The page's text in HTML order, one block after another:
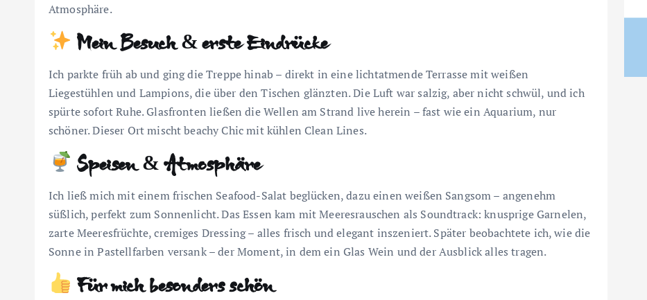
Atmosphäre.
Mein Besuch & erste Eindrücke
Ich parkte früh ab und ging die Treppe hinab – direkt in eine lichtatmende Terrasse mit weißen
Liegestühlen und Lampions, die über den Tischen glänzten. Die Luft war salzig, aber nicht schwül, und ich
spürte sofort Ruhe. Glasfronten ließen die Wellen am Strand live herein – fast wie ein Aquarium, nur
schöner. Dieser Ort mischt beachy Chic mit kühlen Clean Lines.
Speisen & Atmosphäre
Ich ließ mich mit einem frischen Seafood-Salat beglücken, dazu einen weißen Sangsom – angenehm
süßlich, perfekt zum Sonnenlicht. Das Essen kam mit Meeresrauschen als Soundtrack: knusprige Garnelen,
zarte Meeresfrüchte, cremiges Dressing – alles frisch und elegant inszeniert. Später beobachtete ich, wie die
Sonne in Pastellfarben versank – der Moment, in dem ein Glas Wein und der Ausblick alles tragen.
Für mich besonders schön